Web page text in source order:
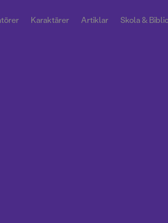
Karaktärer Artiklar Skola &